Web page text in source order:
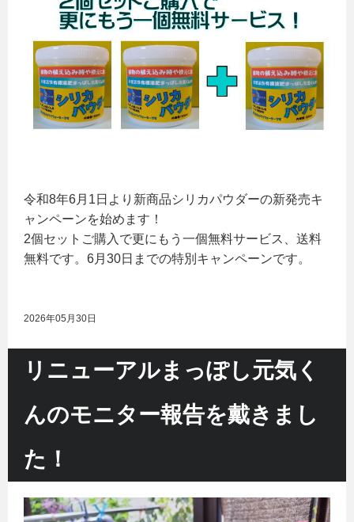
令和8年6月1日より新商品シリカパウダーの新発売キ
ャンペーンを始めます！
2個セットご購入で更にもう一個無料サービス、送料
無料です。6月30日までの特別キャンペーンです。
2026年05月30日
リニューアルまっぽし元気く
んのモニター報告を戴きまし
た！